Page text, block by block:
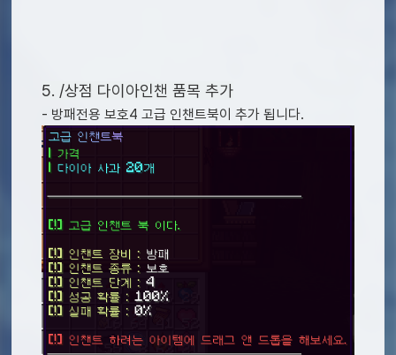
5. /상점 다이아인챈 품목 추가
- 방패전용 보호4 고급 인챈트북이 추가 됩니다.